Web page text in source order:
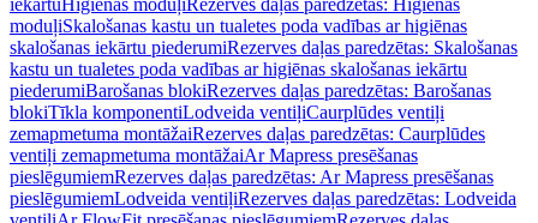
iekārtuHigiēnas moduļiRezerves daļas paredzētas: Higiēnas
moduļiSkalošanas kastu un tualetes poda vadības ar higiēnas
skalošanas iekārtu piederumiRezerves daļas paredzētas: Skalošanas
kastu un tualetes poda vadības ar higiēnas skalošanas iekārtu
piederumiBarošanas blokiRezerves daļas paredzētas: Barošanas
blokiTīkla komponentiLodveida ventiļiCaurplūdes ventiļi
zemapmetuma montāžaiRezerves daļas paredzētas: Caurplūdes
ventiļi zemapmetuma montāžaiAr Mapress presēšanas
pieslēgumiemRezerves daļas paredzētas: Ar Mapress presēšanas
pieslēgumiemLodveida ventiļiRezerves daļas paredzētas: Lodveida